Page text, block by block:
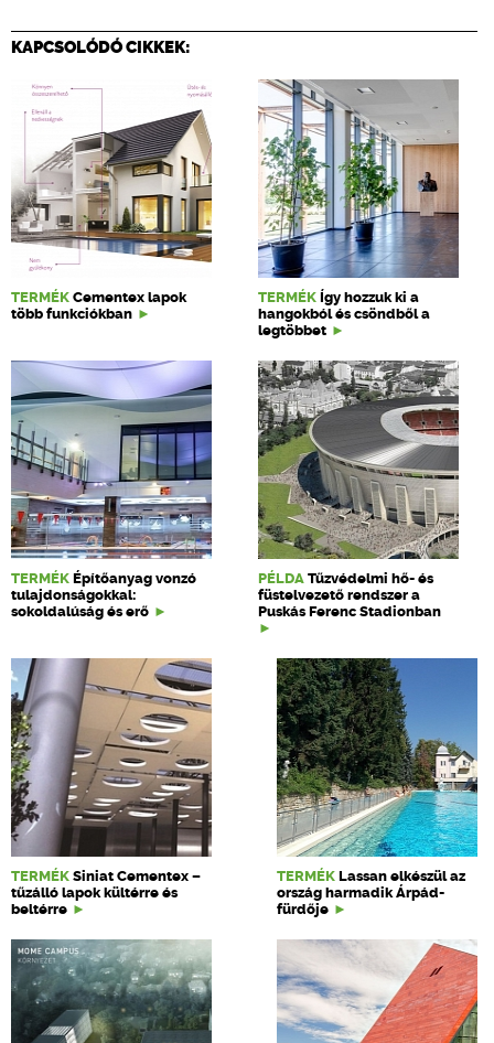
KAPCSOLÓDÓ CIKKEK:
TERMÉK Cementex lapok
több funkciókban
TERMÉK Így hozzuk ki a
hangokból és csöndből a
legtöbbet
TERMÉK Építőanyag vonzó
tulajdonságokkal:
sokoldalúság és erő
PÉLDA Tűzvédelmi hő- és
füstelvezető rendszer a
Puskás Ferenc Stadionban
TERMÉK Siniat Cementex –
tűzálló lapok kültérre és
beltérre
TERMÉK Lassan elkészül az
ország harmadik Árpád-
fürdője